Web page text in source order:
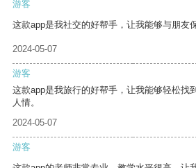
游客
这款app是我社交的好帮手，让我能够与朋友
2024-05-07
游客
这款app是我旅行的好帮手，让我能够轻松找
人情。
2024-05-07
游客